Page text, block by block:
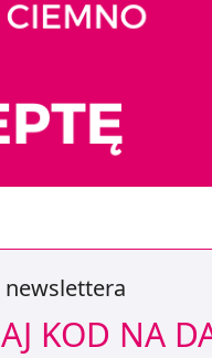
newslettera
KOD NA